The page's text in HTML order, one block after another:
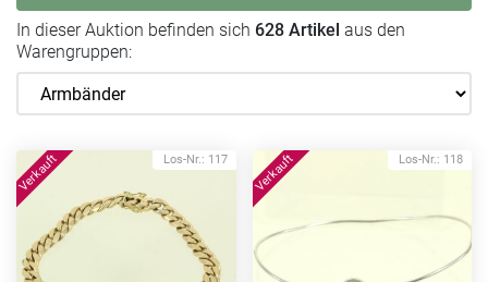
In dieser Auktion befinden sich 628 Artikel aus den
Warengruppen:
Los-Nr.: 117 Los-Nr.: 118